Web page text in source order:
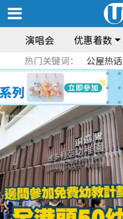
演唱会 优惠着数
热门关键词： 公屋热话